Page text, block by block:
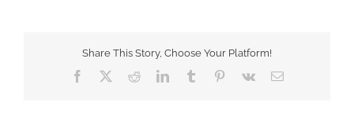
Share This Story, Choose Your Platform!
Facebook RedditLinkedInTumblr Pinterest
Vk Email